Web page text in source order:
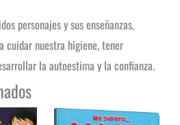
personajes y sus enseñanzas,
cuidar nuestra higiene, tener
la autoestima y la confianza.